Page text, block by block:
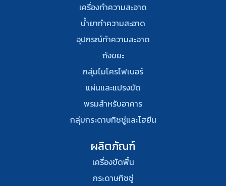
เครื่องทำความสะอาด
น้ำยาทำความสะอาด
อุปกรณ์ทําความสะอาด
ถังขยะ
กลุ่มไมโครไฟเบอร์
แผ่นและแปรงขัด
พรมสําหรับอาคาร
กลุ่มกระดาษทิชชู่และไฮยีน
ผลิตภัณฑ์
เครื่องขัดพื้น
กระดาษทิชชู่